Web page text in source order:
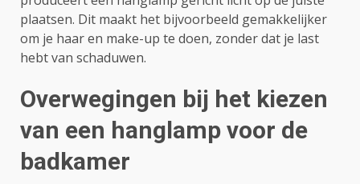
plaatsen. Dit maakt het bijvoorbeeld gemakkelijker
om je haar en make-up te doen, zonder dat je last
hebt van schaduwen.
Overwegingen bij het kiezen
van een hanglamp voor de
badkamer